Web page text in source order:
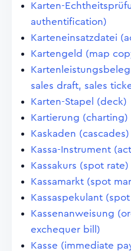
Karten-
authentification)
Karteneinsatzdatei
Kartengeld (map
sales draft, sales
Karten-Stapel (deck)
Kartierung (charting)
Kaskaden (cascades)
Kassa-Instrument
Kassakurs (spot rate)
Kassamarkt (spot
Kassaspekulant
Kassenanweisung
exchequer bill)
Kasse (immediate